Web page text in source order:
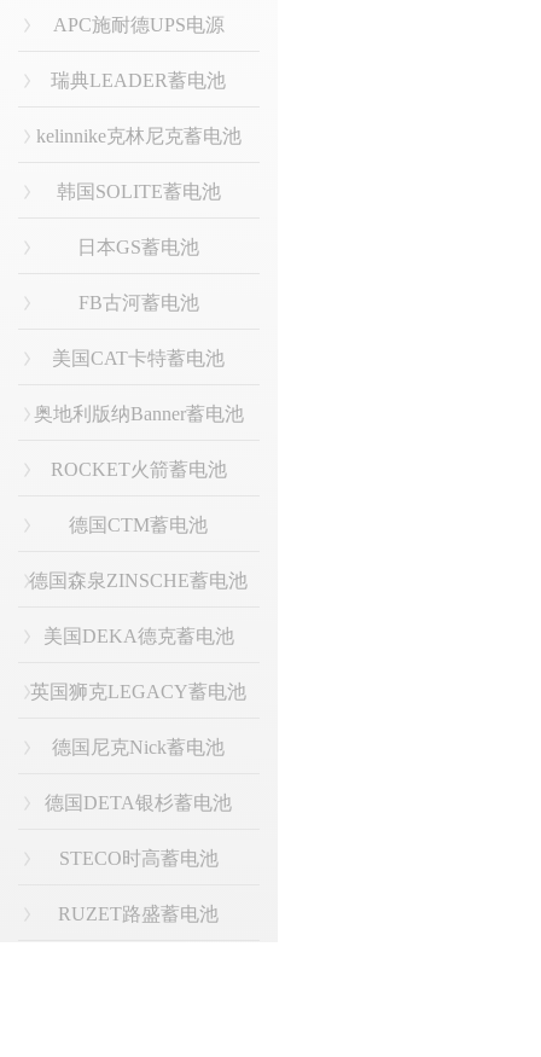
APC施耐德UPS电源
瑞典LEADER蓄电池
kelinnike克林尼克蓄电池
韩国SOLITE蓄电池
日本GS蓄电池
FB古河蓄电池
美国CAT卡特蓄电池
奥地利版纳Banner蓄电池
ROCKET火箭蓄电池
德国CTM蓄电池
德国森泉ZINSCHE蓄电池
美国DEKA德克蓄电池
英国狮克LEGACY蓄电池
德国尼克Nick蓄电池
德国DETA银杉蓄电池
STECO时高蓄电池
RUZET路盛蓄电池